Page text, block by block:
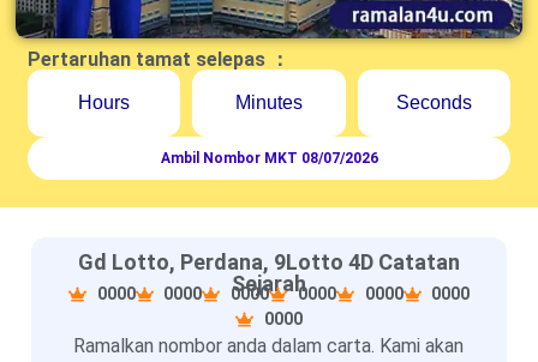
Pertaruhan tamat selepas ：
Hours Minutes Seconds
Ambil Nombor MKT 08/07/2026
Gd Lotto, Perdana, 9Lotto 4D Catatan
Sejarah
0000 0000 0000 0000 0000
0000
0000
Ramalkan nombor anda dalam carta. Kami akan